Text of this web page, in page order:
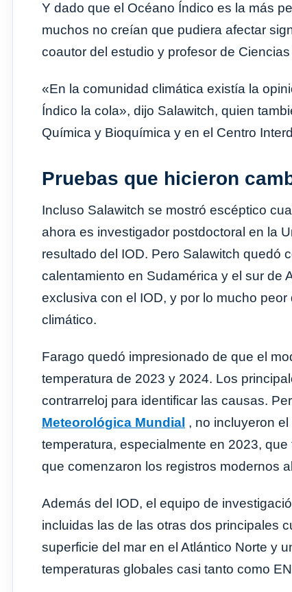
Y dado que el Océano Índico es la más
muchos no creían que pudiera afectar
coautor del estudio y profesor de
«En la comunidad climática existía la
Índico la cola», dijo Salawitch, quien
Química y Bioquímica y en el Centro
Pruebas que hicieron
Incluso Salawitch se mostró escéptico
ahora es investigador postdoctoral en la
resultado del IOD. Pero Salawitch quedó
calentamiento en Sudamérica y el sur de
exclusiva con el IOD, y por lo mucho
climático.
Farago quedó impresionado de que el
temperatura de 2023 y 2024. Los
contrarreloj para identificar las causas.
Meteorológica Mundial , no incluyeron
temperatura, especialmente en 2023,
que comenzaron los registros modernos
Además del IOD, el equipo de
incluidas las de las otras dos principales
superficie del mar en el Atlántico Norte y
temperaturas globales casi tanto como